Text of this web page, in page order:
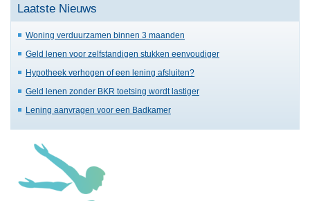
Laatste Nieuws
Woning verduurzamen binnen 3 maanden
Geld lenen voor zelfstandigen stukken eenvoudiger
Hypotheek verhogen of een lening afsluiten?
Geld lenen zonder BKR toetsing wordt lastiger
Lening aanvragen voor een Badkamer